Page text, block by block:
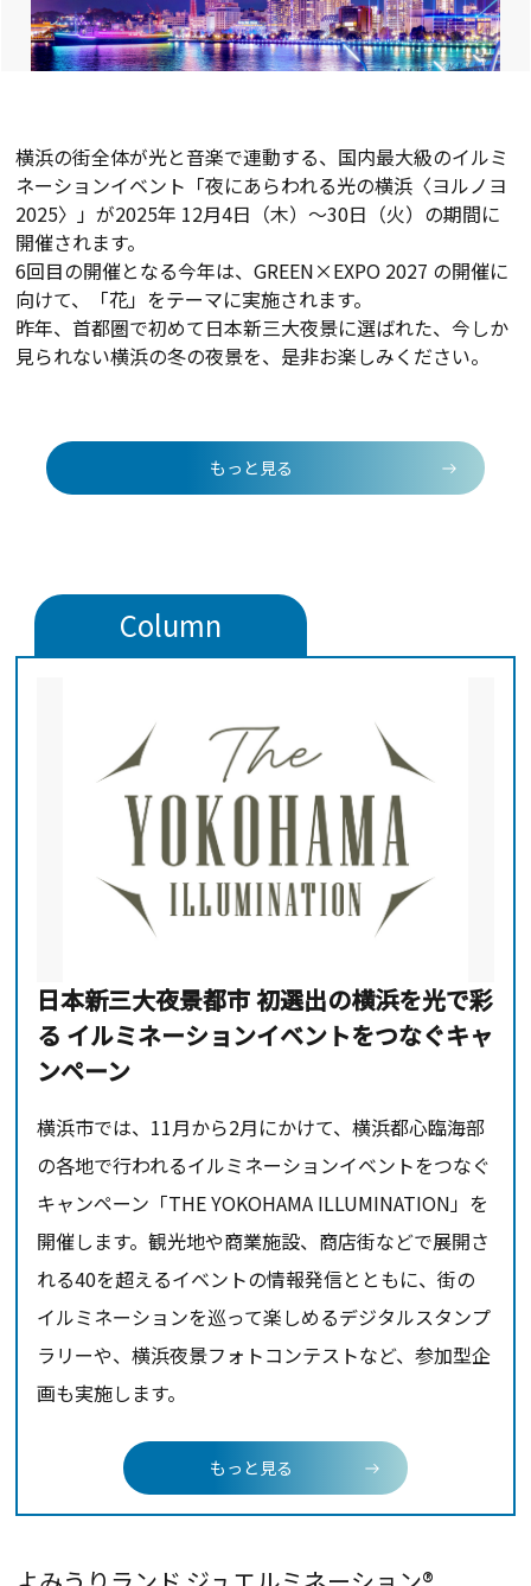
横浜の街全体が光と音楽で連動する、国内最大級のイルミ
ネーションイベント「夜にあらわれる光の横浜〈ヨルノヨ
2025〉」が2025年 12月4日（木）～30日（火）の期間に
開催されます。
6回目の開催となる今年は、GREEN×EXPO 2027 の開催に
向けて、「花」をテーマに実施されます。
昨年、首都圏で初めて日本新三大夜景に選ばれた、今しか
見られない横浜の冬の夜景を、是非お楽しみください。
もっと見る
Column
日本新三大夜景都市 初選出の横浜を光で彩
る イルミネーションイベントをつなぐキャ
ンペーン
横浜市では、 11月から2月にかけて、横浜都心臨海部
の各地で行われるイルミネーションイベントをつなぐ
キャンペーン「THE YOKOHAMA ILLUMINATION」を
開催します。観光地や商業施設、商店街などで展開さ
れる40を超えるイベントの情報発信とともに、街の
イルミネーションを巡って楽しめるデジタルスタンプ
ラリーや、横浜夜景フォトコンテストなど、参加型企
画も実施します。
もっと見る